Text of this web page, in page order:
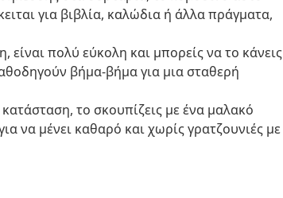
για βιβλία, καλώδια ή άλλα πράγματα,
είναι πολύ εύκολη και μπορείς να το κάνεις
βήμα-βήμα για μια σταθερή
το σκουπίζεις με ένα μαλακό
να μένει καθαρό και χωρίς γρατζουνιές με